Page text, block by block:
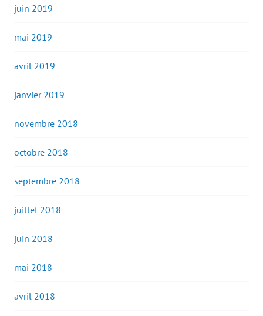
juin 2019
mai 2019
avril 2019
janvier 2019
novembre 2018
octobre 2018
septembre 2018
juillet 2018
juin 2018
mai 2018
avril 2018